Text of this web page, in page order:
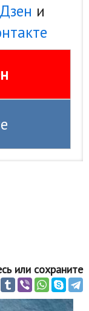
и
или сохраните